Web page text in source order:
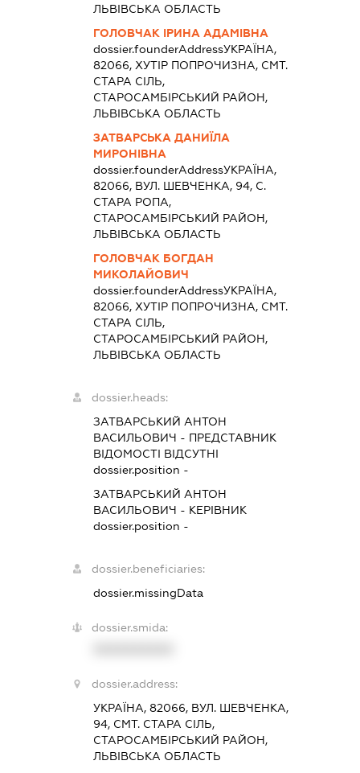
ЛЬВІВСЬКА ОБЛАСТЬ
ГОЛОВЧАК ІРИНА АДАМІВНА
dossier.founderAddressУКРАЇНА,
82066, ХУТІР ПОПРОЧИЗНА, СМТ.
СТАРА СІЛЬ,
СТАРОСАМБІРСЬКИЙ РАЙОН,
ЛЬВІВСЬКА ОБЛАСТЬ
ЗАТВАРСЬКА ДАНИЇЛА
МИРОНІВНА
dossier.founderAddressУКРАЇНА,
82066, ВУЛ. ШЕВЧЕНКА, 94, С.
СТАРА РОПА,
СТАРОСАМБІРСЬКИЙ РАЙОН,
ЛЬВІВСЬКА ОБЛАСТЬ
ГОЛОВЧАК БОГДАН
МИКОЛАЙОВИЧ
dossier.founderAddressУКРАЇНА,
82066, ХУТІР ПОПРОЧИЗНА, СМТ.
СТАРА СІЛЬ,
СТАРОСАМБІРСЬКИЙ РАЙОН,
ЛЬВІВСЬКА ОБЛАСТЬ
dossier.heads:
ЗАТВАРСЬКИЙ АНТОН
ВАСИЛЬОВИЧ - ПРЕДСТАВНИК
ВІДОМОСТІ ВІДСУТНІ
dossier.position -
ЗАТВАРСЬКИЙ АНТОН
ВАСИЛЬОВИЧ - КЕРІВНИК
dossier.position -
dossier.beneficiaries:
dossier.missingData
dossier.smida:
dossier.address:
УКРАЇНА, 82066, ВУЛ. ШЕВЧЕНКА,
94, СМТ. СТАРА СІЛЬ,
СТАРОСАМБІРСЬКИЙ РАЙОН,
ЛЬВІВСЬКА ОБЛАСТЬ